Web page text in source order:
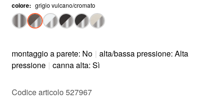
colore: grigio vulcano/cromato
montaggio a parete: No | alta/bassa pressione: Alta
pressione | canna alta: Sì
Codice articolo 527967